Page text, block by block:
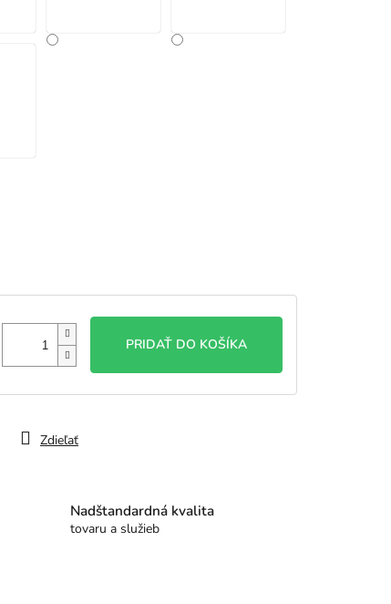
PRIDAŤ DO KOŠÍKA
Zdieľať
Nadštandardná kvalita
tovaru a služieb